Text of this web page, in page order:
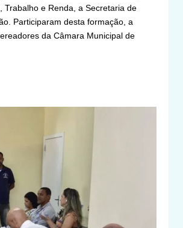
Trabalho e Renda, a Secretaria de
Participaram desta formação, a
da Câmara Municipal de